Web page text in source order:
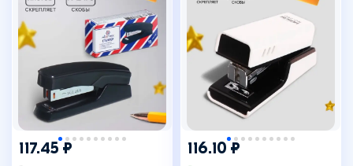
117.45 ₽
+1
116.10 ₽